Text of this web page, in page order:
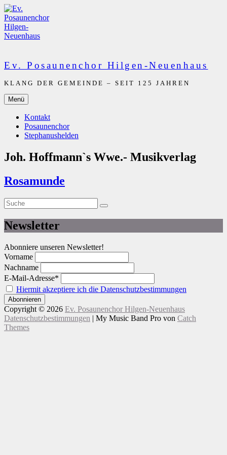
Zum
Inhalt
springen
Ev. Posaunenchor Hilgen-Neuenhaus
KLANG DER GEMEINDE – SEIT 125 JAHREN
Menü
Kontakt
Posaunenchor
Stephanushelden
Joh. Hoffmann`s Wwe.- Musikverlag
Rosamunde
Suche
nach:
Suche
Newsletter
Abonniere unseren Newsletter!
Vorname
Nachname
E-Mail-Adresse*
Hiermit akzeptiere ich die Datenschutzbestimmungen
Copyright © 2026 Ev. Posaunenchor Hilgen-Neuenhaus
Datenschutzbestimmungen | My Music Band Pro von Catch
Themes